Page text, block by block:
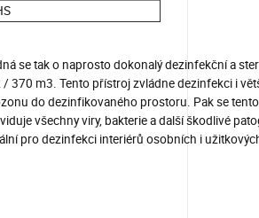
se tak o naprosto dokonalý dezinfekční a
370 m3. Tento přístroj zvládne dezinfekci i
do dezinfikovaného prostoru. Pak se
všechny viry, bakterie a další škodlivé
pro dezinfekci interiérů osobních i